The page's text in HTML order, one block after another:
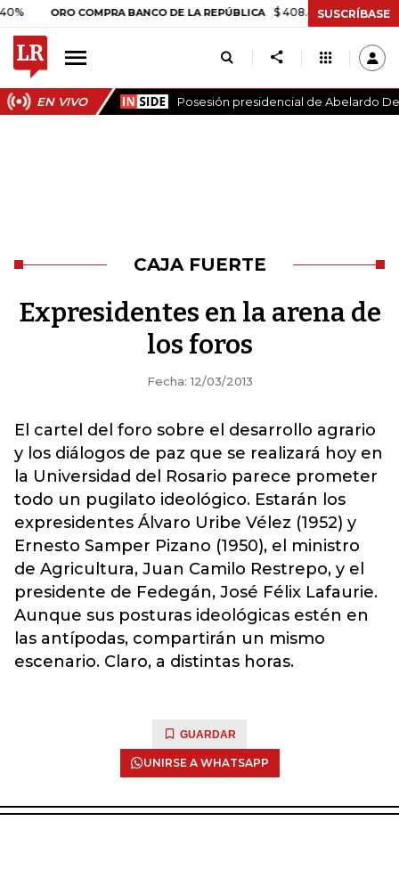
ORO COMPRA BANCO DE LA REPÚBLICA $ 408.498,97 +$ 8.753,81
SUSCRÍBASE
EN VIVO Posesión presidencial de Abelardo
CAJA FUERTE
Expresidentes en la arena de
los foros
Fecha: 12/03/2013
El cartel del foro sobre el desarrollo agrario
y los diálogos de paz que se realizará hoy en
la Universidad del Rosario parece prometer
todo un pugilato ideológico. Estarán los
expresidentes Álvaro Uribe Vélez (1952) y
Ernesto Samper Pizano (1950), el ministro
de Agricultura, Juan Camilo Restrepo, y el
presidente de Fedegán, José Félix Lafaurie.
Aunque sus posturas ideológicas estén en
las antípodas, compartirán un mismo
escenario. Claro, a distintas horas.
GUARDAR
UNIRSE A WHATSAPP